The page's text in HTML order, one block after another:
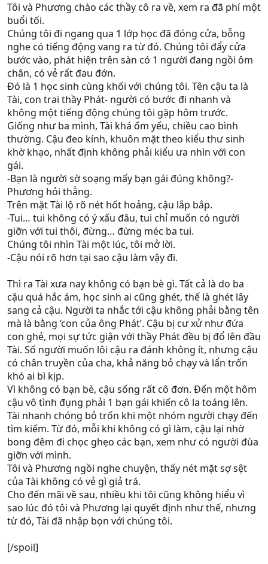
Tôi và Phương chào các thầy cô ra về, xem ra đã phí một
buổi tối.
Chúng tôi đi ngang qua 1 lớp học đã đóng cửa, bỗng
nghe có tiếng động vang ra từ đó. Chúng tôi đẩy cửa
bước vào, phát hiện trên sàn có 1 người đang ngồi ôm
chân, có vẻ rất đau đớn.
Đó là 1 học sinh cùng khối với chúng tôi. Tên cậu ta là
Tài, con trai thầy Phát- người có bước đi nhanh và
không một tiếng động chúng tôi gặp hôm trước.
Giống như ba mình, Tài khá ốm yếu, chiều cao bình
thường. Cậu đeo kính, khuôn mặt theo kiểu thư sinh
khờ khạo, nhất định không phải kiểu ưa nhìn với con
gái.
-Bạn là người sờ soạng mấy bạn gái đúng không?-
Phương hỏi thẳng.
Trên mặt Tài lộ rõ nét hốt hoảng, cậu lắp bắp.
-Tui… tui không có ý xấu đâu, tui chỉ muốn có người
giỡn với tui thôi, đừng… đừng méc ba tui.
Chúng tôi nhìn Tài một lúc, tôi mở lời.
-Cậu nói rõ hơn tại sao cậu làm vậy đi.
Thì ra Tài xưa nay không có bạn bè gì. Tất cả là do ba
cậu quá hắc ám, học sinh ai cũng ghét, thế là ghét lây
sang cả cậu. Người ta nhắc tới cậu không phải bằng tên
mà là bằng ‘con của ông Phát’. Cậu bị cư xử như đứa
con ghẻ, mọi sự tức giận với thầy Phát đều bị đổ lên đầu
Tài. Số người muốn lôi cậu ra đánh không ít, nhưng cậu
có chân truyền của cha, khả năng bỏ chạy và lẩn trốn
khó ai bì kịp.
Vì không có bạn bè, cậu sống rất cô đơn. Đến một hôm
cậu vô tình đụng phải 1 bạn gái khiến cô la toáng lên.
Tài nhanh chóng bỏ trốn khi một nhóm người chạy đến
tìm kiếm. Từ đó, mỗi khi không có gì làm, cậu lại nhờ
bong đêm đi chọc ghẹo các bạn, xem như có người đùa
giỡn với mình.
Tôi và Phương ngồi nghe chuyện, thấy nét mặt sợ sệt
của Tài không có vẻ gì giả trá.
Cho đến mãi về sau, nhiều khi tôi cũng không hiểu vì
sao lúc đó tôi và Phương lại quyết định như thế, nhưng
từ đó, Tài đã nhập bọn với chúng tôi.
[/spoil]